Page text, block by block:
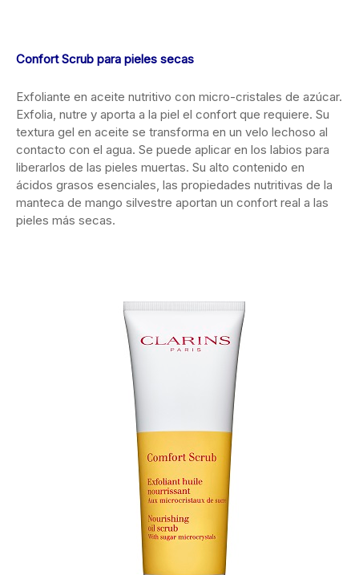
Confort Scrub para pieles secas
Exfoliante en aceite nutritivo con micro-cristales de azúcar.
Exfolia, nutre y aporta a la piel el confort que requiere. Su
textura gel en aceite se transforma en un velo lechoso al
contacto con el agua. Se puede aplicar en los labios para
liberarlos de las pieles muertas. Su alto contenido en
ácidos grasos esenciales, las propiedades nutritivas de la
manteca de mango silvestre aportan un confort real a las
pieles más secas.